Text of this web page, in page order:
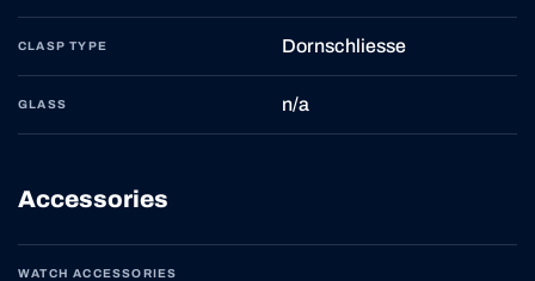
CLASP TYPE Dornschliesse
GLASS n/a
Accessories
WATCH ACCESSORIES